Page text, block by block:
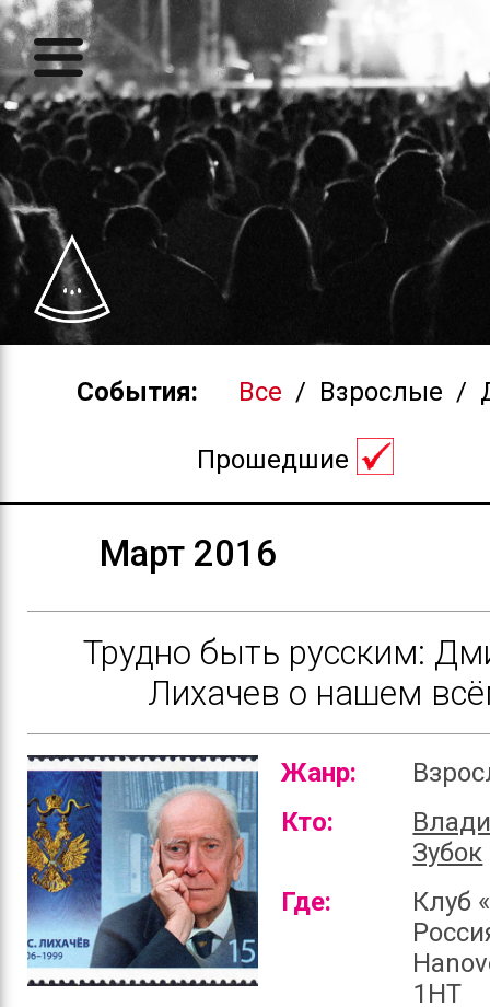
События: Все / Взрослые /
Прошедшие
Март 2016
Трудно быть русским:
Лихачев о нашем
Жанр:
Кто:
Зубок
Где:
Клуб
1HT